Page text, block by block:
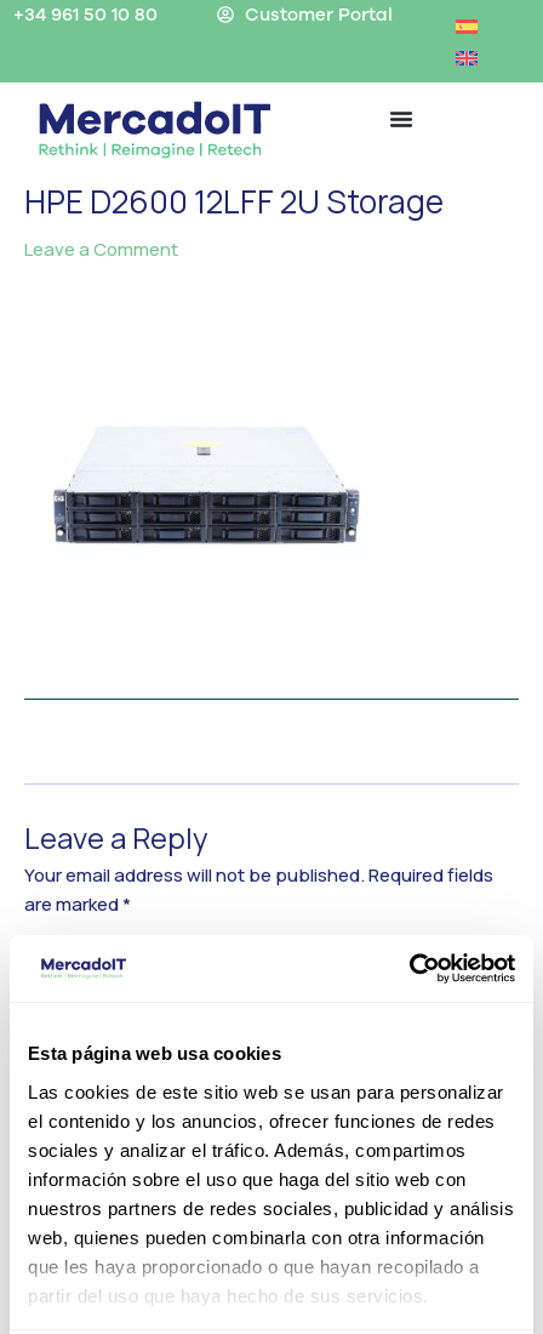
Esta página web usa cookies
Las cookies de este sitio web se usan para personalizar
el contenido y los anuncios, ofrecer funciones de redes
sociales y analizar el tráfico. Además, compartimos
información sobre el uso que haga del sitio web con
nuestros partners de redes sociales, publicidad y análisis
web, quienes pueden combinarla con otra información
que les haya proporcionado o que hayan recopilado a
partir del uso que haya hecho de sus servicios.
Skip+34 961 50 10 80 Customer Portal
HPE D2600 12LFF 2U Storage
Leave a Comment
Leave a Reply
Your email address will not be published.Required fields
are marked*
Comment*
Name*